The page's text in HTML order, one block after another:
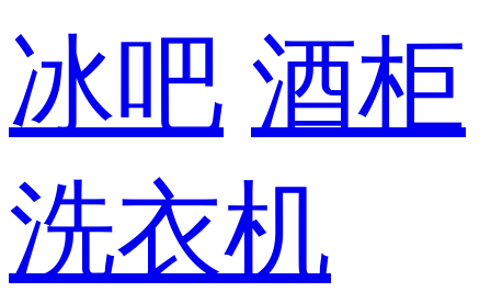
冰吧 酒柜
洗衣机